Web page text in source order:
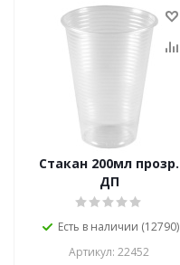
Стакан 200мл прозр.
ДП
Есть в наличии (12790)
Артикул: 22452